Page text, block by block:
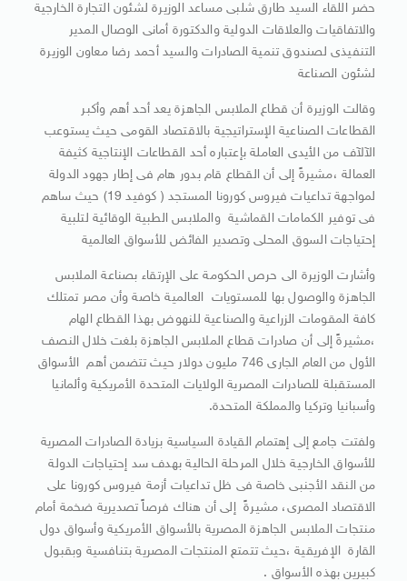
حضر اللقاء السيد طارق شلبى مساعد الوزيرة لشئون التجارة الخارجية
والاتفاقيات والعلاقات الدولية والدكتورة أمانى الوصال المدير
التنفيذى لصندوق تنمية الصادرات والسيد أحمد رضا معاون الوزيرة
لشئون الصناعة
وقالت الوزيرة أن قطاع الملابس الجاهزة يعد أحد أهم وأكبر
القطاعات الصناعية الإستراتيجية بالاقتصاد القومى حيث يستوعب
الآلآف من الأيدى العاملة بإعتباره أحد القطاعات الإنتاجية كثيفة
العمالة ،مشيرةً إلى أن القطاع قام بدور هام فى إطار جهود الدولة
لمواجهة تداعيات فيروس كورونا المستجد ( كوفيد 19) حيث ساهم
فى توفير الكمامات القماشية والملابس الطبية الوقائية لتلبية
إحتياجات السوق المحلى وتصدير الفائض للأسواق العالمية
وأشارت الوزيرة الى حرص الحكومة على الإرتقاء بصناعة الملابس
الجاهزة والوصول بها للمستويات العالمية خاصة وأن مصر تمتلك
كافة المقومات الزراعية والصناعية للنهوض بهذا القطاع الهام
،مشيرةً إلى أن صادرات قطاع الملابس الجاهزة بلغت خلال النصف
الأول من العام الجارى 746 مليون دولار حيث تتضمن أهم الأسواق
المستقبلة للصادرات المصرية الولايات المتحدة الأمريكية وألمانيا
وأسبانيا وتركيا والمملكة المتحدة.
ولفتت جامع إلى إهتمام القيادة السياسية بزيادة الصادرات المصرية
للأسواق الخارجية خلال المرحلة الحالية بهدف سد إحتياجات الدولة
من النقد الأجنبى خاصة فى ظل تداعيات أزمة فيروس كورونا على
الاقتصاد المصرى، مشيرةً إلى أن هناك فرصاً تصديرية ضخمة أمام
منتجات الملابس الجاهزة المصرية بالأسواق الأمريكية وأسواق دول
القارة الإفريقية ،حيث تتمتع المنتجات المصرية بتنافسية وبقبول
كبيرين بهذه الأسواق .